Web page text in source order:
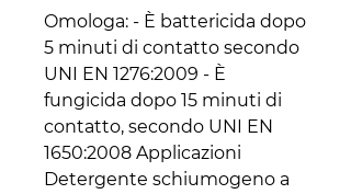
Omologa: - È battericida dopo
5 minuti di contatto secondo
UNI EN 1276:2009 - È
fungicida dopo 15 minuti di
contatto, secondo UNI EN
1650:2008 Applicazioni
Detergente schiumogeno a